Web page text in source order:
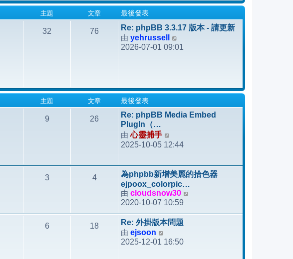
最
發
表
主題 文章 最後發表
32 76
Re: phpBB 3.3.17 版本 - 請更新
由 yehrussell
視
表
2026-07-01 09:01
主題 文章 最後發表
9 26
Re: phpBB Media Embed
PlugIn（…
由心靈捕手
視
後
發
表
2025-10-05 12:44
3 4
為phpbb新增美麗的拾色器
ejpoox_colorpic…
由 cloudsnow30
最
2020-10-07 10:59
6 18
Re: 外掛版本問題
由 ejsoon
視
2025-12-01 16:50